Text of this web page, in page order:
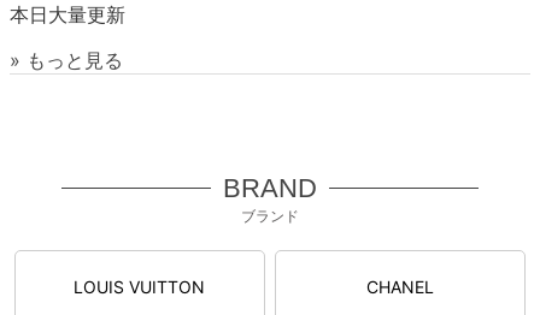
本日大量更新
» もっと見る
BRAND
ブランド
LOUIS VUITTON CHANEL